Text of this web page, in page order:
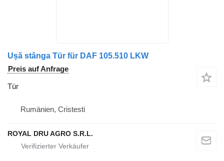
Ușă stânga Tür für DAF 105.510 LKW
Preis auf Anfrage
Tür
Rumänien, Cristesti
ROYAL DRU AGRO S.R.L.